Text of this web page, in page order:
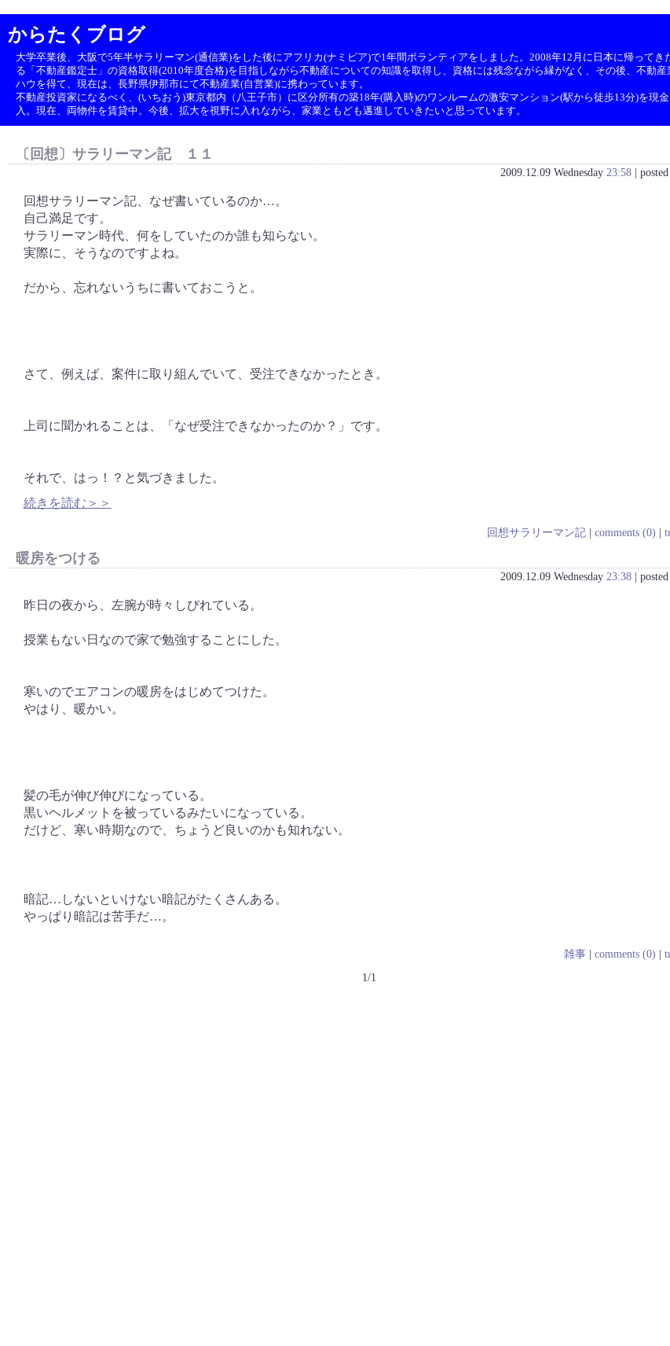
からたくブログ
大学卒業後、大阪で5年半サラリーマン(通信業)をした後にアフリカ(ナミビア)で1年間ボランティアをしました。2008年12月に日本に帰って
る「不動産鑑定士」の資格取得(2010年度合格)を目指しながら不動産についての知識を取得し、資格には残念ながら縁がなく、その後、不動
ハウを得て、現在は、長野県伊那市にて不動産業(自営業)に携わっています。
不動産投資家になるべく、(いちおう)東京都内（八王子市）に区分所有の築18年(購入時)のワンルームの激安マンション(駅から徒歩13分)を現
入。現在、両物件を賃貸中。今後、拡大を視野に入れながら、家業ともども邁進していきたいと思っています。
〔回想〕サラリーマン記 １１
2009.12.09 Wednesday 23:58|
回想サラリーマン記、なぜ書いているのか…。
自己満足です。
サラリーマン時代、何をしていたのか誰も知らない。
実際に、そうなのですよね。
だから、忘れないうちに書いておこうと。
さて、例えば、案件に取り組んでいて、受注できなかったとき。
上司に聞かれることは、「なぜ受注できなかったのか？」です。
それで、はっ！？と気づきました。
続きを読む＞＞
回想サラリーマン記| comments (0) |
暖房をつける
2009.12.09 Wednesday 23:38|
昨日の夜から、左腕が時々しびれている。
授業もない日なので家で勉強することにした。
寒いのでエアコンの暖房をはじめてつけた。
やはり、暖かい。
髪の毛が伸び伸びになっている。
黒いヘルメットを被っているみたいになっている。
だけど、寒い時期なので、ちょうど良いのかも知れない。
暗記…しないといけない暗記がたくさんある。
やっぱり暗記は苦手だ…。
雑事| comments (0) |
1/1